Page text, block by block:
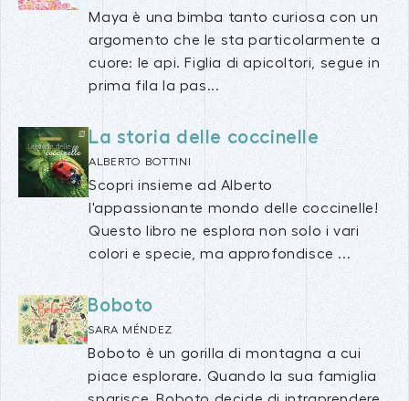
Maya è una bimba tanto curiosa con un
argomento che le sta particolarmente a
cuore: le api. Figlia di apicoltori, segue in
prima fila la pas...
La storia delle coccinelle
ALBERTO BOTTINI
Scopri insieme ad Alberto
l'appassionante mondo delle coccinelle!
Questo libro ne esplora non solo i vari
colori e specie, ma approfondisce ...
Boboto
SARA MÉNDEZ
Boboto è un gorilla di montagna a cui
piace esplorare. Quando la sua famiglia